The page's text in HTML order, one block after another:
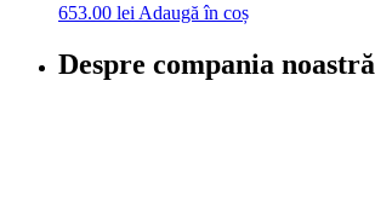
653.00 lei Adaugă în coș
Despre compania noastră